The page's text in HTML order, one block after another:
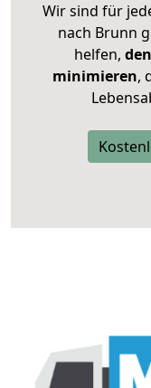
Wir sind für
nach Brunn
helfen,
minimieren,